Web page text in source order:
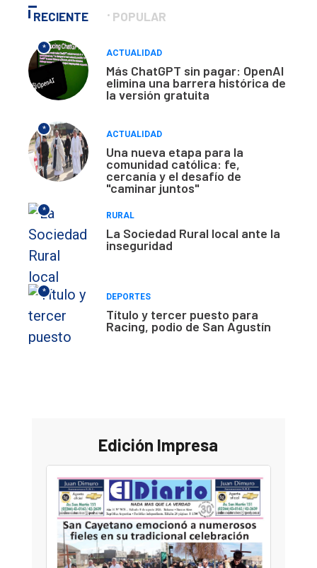
RECIENTE POPULAR
*
ACTUALIDAD
Más ChatGPT sin pagar: OpenAI
elimina una barrera histórica de
la versión gratuita
*
ACTUALIDAD
Una nueva etapa para la
comunidad católica: fe,
cercanía y el desafío de
"caminar juntos"
*
RURAL
La Sociedad Rural local ante la
inseguridad
*
DEPORTES
Título y tercer puesto para
Racing, podio de San Agustín
Edición Impresa